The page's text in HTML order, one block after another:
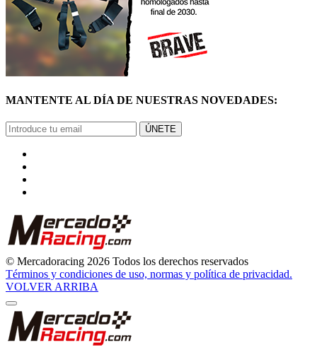
MANTENTE AL DÍA DE NUESTRAS NOVEDADES:
ÚNETE
© Mercadoracing 2026 Todos los derechos reservados
Términos y condiciones de uso, normas y política de privacidad.
VOLVER ARRIBA